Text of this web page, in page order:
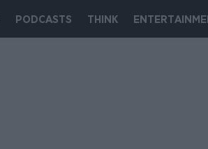
PODCASTS THINK